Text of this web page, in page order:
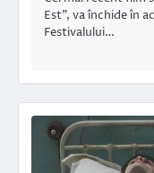
Est”, va închide în
Festivalului…